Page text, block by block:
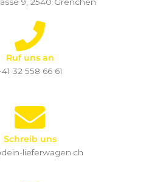
Ruf uns an
32 558 66 61
Schreib uns
lieferwagen.ch